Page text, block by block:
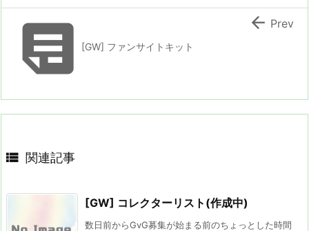
[GW] ファンサイトキット
 Prev
 関連記事
[GW] コレクターリスト(作成中)
数日前からGvG募集が始まる前のちょっとした時間